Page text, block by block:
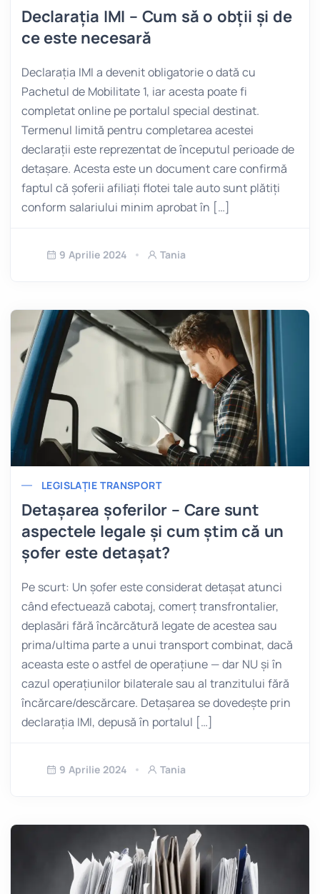
Declarația IMI – Cum să o obții și de
ce este necesară
Declarația IMI a devenit obligatorie o dată cu
Pachetul de Mobilitate 1, iar acesta poate fi
completat online pe portalul special destinat.
Termenul limită pentru completarea acestei
declarații este reprezentat de începutul perioade de
detașare. Acesta este un document care confirmă
faptul că șoferii afiliați flotei tale auto sunt plătiți
conform salariului minim aprobat în […]
9 Aprilie 2024 Tania
LEGISLAȚIE TRANSPORT
Detașarea șoferilor – Care sunt
aspectele legale și cum știm că un
șofer este detașat?
Pe scurt: Un șofer este considerat detașat atunci
când efectuează cabotaj, comerț transfrontalier,
deplasări fără încărcătură legate de acestea sau
prima/ultima parte a unui transport combinat, dacă
aceasta este o astfel de operațiune — dar NU și în
cazul operațiunilor bilaterale sau al tranzitului fără
încărcare/descărcare. Detașarea se dovedește prin
declarația IMI, depusă în portalul […]
9 Aprilie 2024 Tania